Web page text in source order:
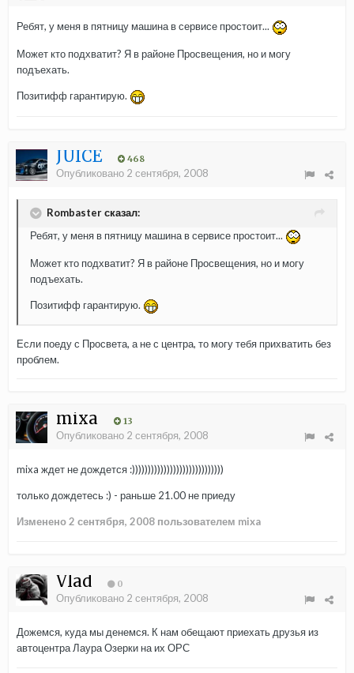
Ребят, у меня в пятницу машина в сервисе простоит...
Может кто подхватит? Я в районе Просвещения, но и могу
подъехать.
Позитифф гарантирую.
JUICE 468
Опубликовано 2 сентября, 2008
Rombaster сказал:
Ребят, у меня в пятницу машина в сервисе простоит...
Может кто подхватит? Я в районе Просвещения, но и могу
подъехать.
Позитифф гарантирую.
Если поеду с Просвета, а не с центра, то могу тебя прихватить без
проблем.
mixa 13
Опубликовано 2 сентября, 2008
mixa ждет не дождется :)))))))))))))))))))))))))))))
только дождетесь :) - раньше 21.00 не приеду
Изменено2 сентября, 2008 пользователем mixa
Vlad 0
Опубликовано 2 сентября, 2008
Дожемся, куда мы денемся. К нам обещают приехать друзья из
автоцентра Лаура Озерки на их ОРС